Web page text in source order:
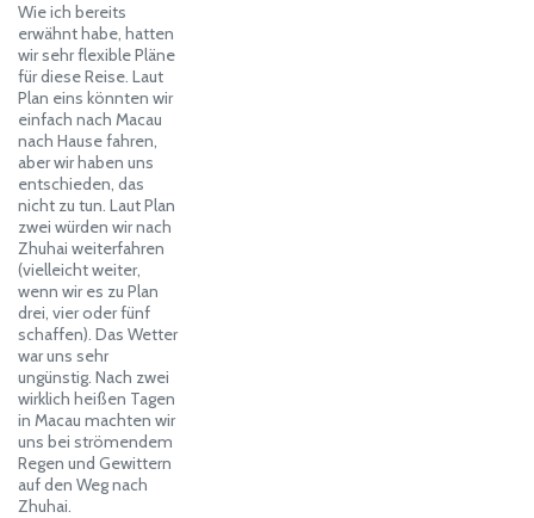
Wie ich bereits
erwähnt habe, hatten
wir sehr flexible Pläne
für diese Reise. Laut
Plan eins könnten wir
einfach nach Macau
nach Hause fahren,
aber wir haben uns
entschieden, das
nicht zu tun. Laut Plan
zwei würden wir nach
Zhuhai weiterfahren
(vielleicht weiter,
wenn wir es zu Plan
drei, vier oder fünf
schaffen). Das Wetter
war uns sehr
ungünstig. Nach zwei
wirklich heißen Tagen
in Macau machten wir
uns bei strömendem
Regen und Gewittern
auf den Weg nach
Zhuhai.